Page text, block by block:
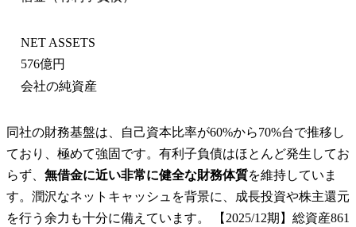
NET ASSETS
576億円
会社の純資産
同社の財務基盤は、自己資本比率が60%から70%台で推移し
ており、極めて強固です。有利子負債はほとんど発生してお
らず、 無借金に近い非常に健全な財務体質を維持していま
す。潤沢なネットキャッシュを背景に、成長投資や株主還元
を行う余力も十分に備えています。 【2025/12期】総資産861